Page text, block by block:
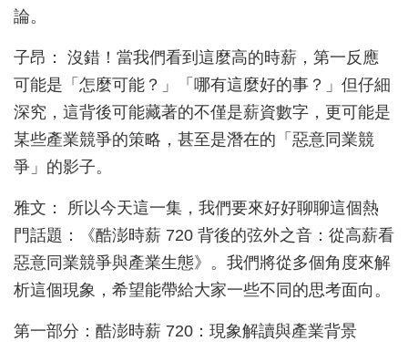
論。
子昂： 沒錯！當我們看到這麼高的時薪，第一反應
可能是「怎麼可能？」「哪有這麼好的事？」但仔細
深究，這背後可能藏著的不僅是薪資數字，更可能是
某些產業競爭的策略，甚至是潛在的「惡意同業競
爭」的影子。
雅文： 所以今天這一集，我們要來好好聊聊這個熱
門話題：《酷澎時薪 720 背後的弦外之音：從高薪看
惡意同業競爭與產業生態》。我們將從多個角度來解
析這個現象，希望能帶給大家一些不同的思考面向。
第一部分：酷澎時薪 720：現象解讀與產業背景